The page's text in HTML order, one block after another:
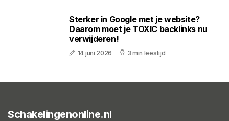
Sterker in Google met je website?
Daarom moet je TOXIC backlinks nu
verwijderen!
14 juni 2026 3 min leestijd
Schakelingenonline.nl